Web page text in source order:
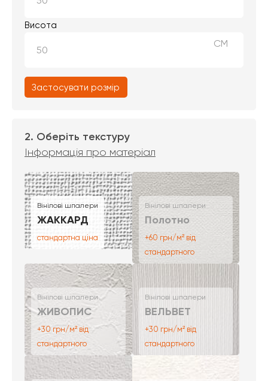
Висота
СМ
Застосувати розмір
2. Оберіть текстуру
Інформація про матеріал
Вінілові шпалери
ЖАККАРД
стандартна ціна
Вінілові шпалери
Полотно
+60 грн/м² від
стандартного
Вінілові шпалери
ЖИВОПИС
+30 грн/м² від
стандартного
Вінілові шпалери
ВЕЛЬВЕТ
+30 грн/м² від
стандартного